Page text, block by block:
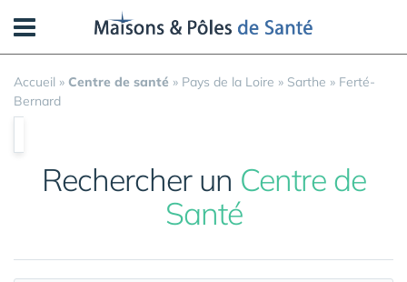
Accueil » Centre de santé » Pays de la Loire » Sarthe » Ferté-
Bernard
Rechercher un Centre de
Santé
Panneau de gestion des cookies